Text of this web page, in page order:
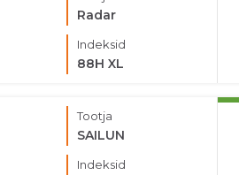
Radar
Indeksid
88H XL
Tootja
SAILUN
Indeksid